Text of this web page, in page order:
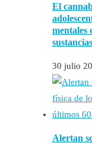
El
mentales
sustancias
30 julio
Alertan